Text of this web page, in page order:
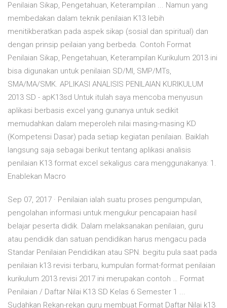
Penilaian Sikap, Pengetahuan, Keterampilan ... Namun yang
membedakan dalam teknik penilaian K13 lebih
menitikberatkan pada aspek sikap (sosial dan spiritual) dan
dengan prinsip peilaian yang berbeda. Contoh Format
Penilaian Sikap, Pengetahuan, Keterampilan Kurikulum 2013 ini
bisa digunakan untuk penilaian SD/MI, SMP/MTs,
SMA/MA/SMK. APLIKASI ANALISIS PENILAIAN KURIKULUM
2013 SD - apK13sd Untuk itulah saya mencoba menyusun
aplikasi berbasis excel yang gunanya untuk sedikit
memudahkan dalam meperoleh nilai masing-masing KD
(Kompetensi Dasar) pada setiap kegiatan penilaian. Baiklah
langsung saja sebagai berikut tentang aplikasi analisis
penilaian K13 format excel sekaligus cara menggunakanya: 1.
Enablekan Macro
Sep 07, 2017 · Penilaian ialah suatu proses pengumpulan,
pengolahan informasi untuk mengukur pencapaian hasil
belajar peserta didik. Dalam melaksanakan penilaian, guru
atau pendidik dan satuan pendidikan harus mengacu pada
Standar Penilaian Pendidikan atau SPN. begitu pula saat pada
penilaian k13 revisi terbaru, kumpulan format-format penilaian
kurikulum 2013 revisi 2017 ini merupakan contoh … Format
Penilaian / Daftar Nilai K13 SD Kelas 6 Semester 1 ...
Sudahkan Rekan-rekan guru membuat Format Daftar Nilai k13